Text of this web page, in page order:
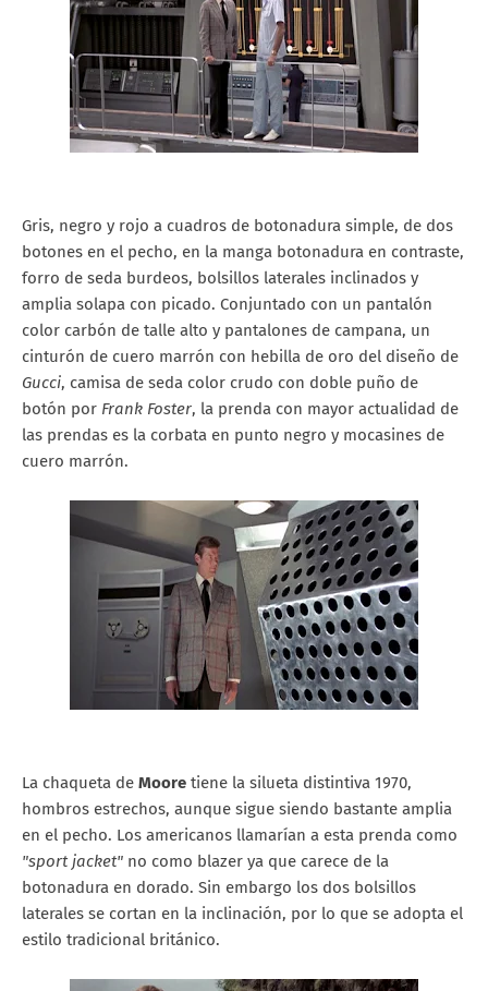
Gris, negro y rojo a cuadros de botonadura simple, de dos
botones en el pecho, en la manga botonadura en contraste,
forro de seda burdeos, bolsillos laterales inclinados y
amplia solapa con picado. Conjuntado con un pantalón
color carbón de talle alto y pantalones de campana, un
cinturón de cuero marrón con hebilla de oro del diseño de
Gucci, camisa de seda color crudo con doble puño de
botón por Frank Foster, la prenda con mayor actualidad de
las prendas es la corbata en punto negro y mocasines de
cuero marrón.
La chaqueta de Moore tiene la silueta distintiva 1970,
hombros estrechos, aunque sigue siendo bastante amplia
en el pecho. Los americanos llamarían a esta prenda como
"sport jacket" no como blazer ya que carece de la
botonadura en dorado. Sin embargo los dos bolsillos
laterales se cortan en la inclinación, por lo que se adopta el
estilo tradicional británico.